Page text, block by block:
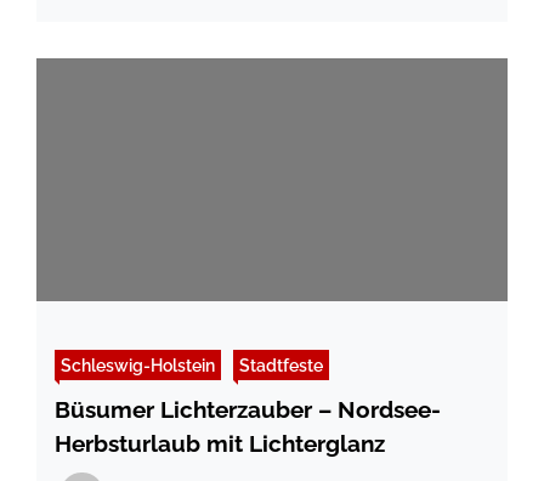
Schleswig-Holstein Stadtfeste
Büsumer Lichterzauber – Nordsee-
Herbsturlaub mit Lichterglanz